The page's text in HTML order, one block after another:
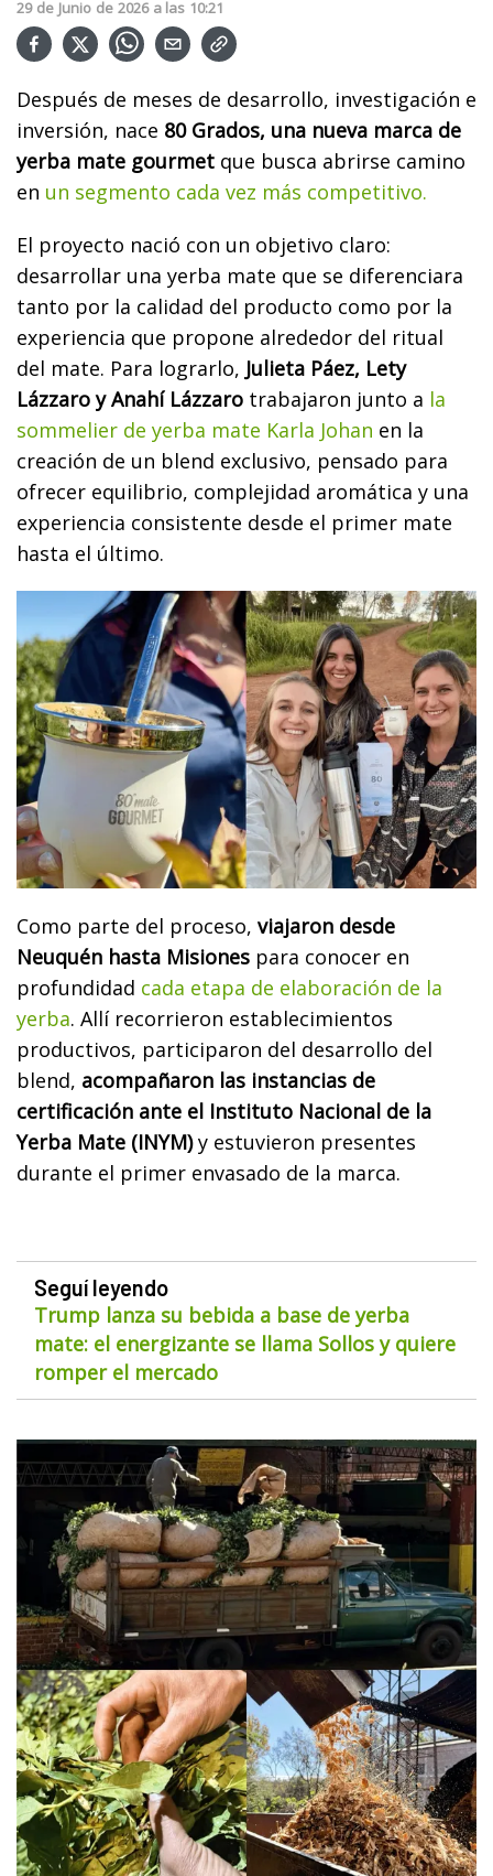
29 de Junio de 2026 a las 10:21
Después de meses de desarrollo, investigación e
inversión, nace 80 Grados, una nueva marca de
yerba mate gourmet que busca abrirse camino
en un segmento cada vez más competitivo.
El proyecto nació con un objetivo claro:
desarrollar una yerba mate que se diferenciara
tanto por la calidad del producto como por la
experiencia que propone alrededor del ritual
del mate. Para lograrlo, Julieta Páez, Lety
Lázzaro y Anahí Lázzaro trabajaron junto a la
sommelier de yerba mate Karla Johan en la
creación de un blend exclusivo, pensado para
ofrecer equilibrio, complejidad aromática y una
experiencia consistente desde el primer mate
hasta el último.
Como parte del proceso, viajaron desde
Neuquén hasta Misiones para conocer en
profundidad cada etapa de elaboración de la
yerba. Allí recorrieron establecimientos
productivos, participaron del desarrollo del
blend, acompañaron las instancias de
certificación ante el Instituto Nacional de la
Yerba Mate (INYM)y estuvieron presentes
durante el primer envasado de la marca.
Seguí leyendo
Trump lanza su bebida a base de yerba
mate: el energizante se llama Sollos y quiere
romper el mercado